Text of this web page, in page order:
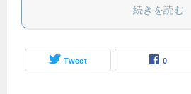
続きを読む
Tweet 0